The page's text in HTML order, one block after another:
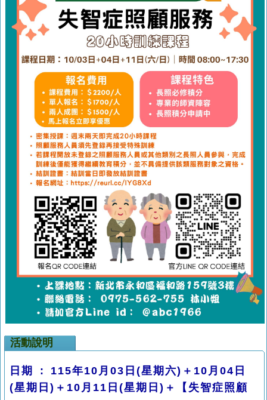
活動說明
日期 : 115年10 月03 日(星期六)＋10 月04 日
(星期日) ＋ 10 月 11 日 (星期日) ＋ 【 失智症照顧